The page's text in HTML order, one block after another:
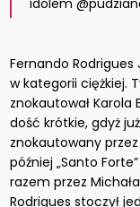
idolem
Fernando
w kategorii ciężkiej.
znokautował
dość krótkie, gdyż
znokautowany
później „Santo
razem przez
Rodrigues stoczył